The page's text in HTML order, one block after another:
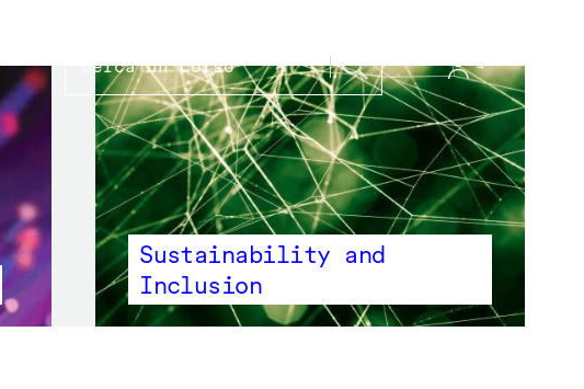
Sustainability and
Inclusion